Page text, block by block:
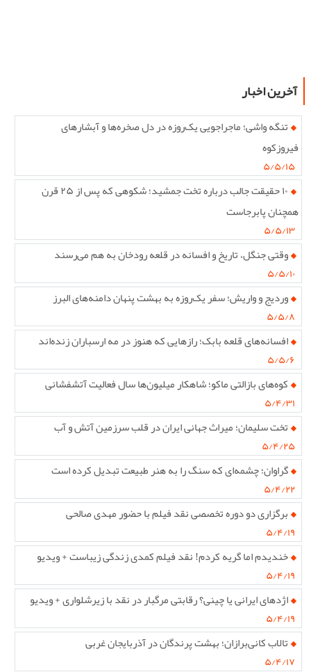
آخرین اخبار
تنگه واشی؛ ماجراجویی یک‌روزه در دل صخره‌ها و آبشارهای
فیروزکوه
۵/۵/۱۵
۱۰ حقیقت جالب درباره تخت جمشید؛ شکوهی که پس از ۲۵ قرن
همچنان پابرجاست
۵/۵/۱۳
وقتی جنگل، تاریخ و افسانه در قلعه رودخان به هم می‌رسند
۵/۵/۱۰
وردیج و واریش؛ سفر یک‌روزه به بهشت پنهان دامنه‌های البرز
۵/۵/۸
افسانه‌های قلعه بابک؛ رازهایی که هنوز در مه ارسباران زنده‌اند
۵/۵/۶
کوه‌های بازالتی ماکو؛ شاهکار میلیون‌ها سال فعالیت آتشفشانی
۵/۴/۳۱
تخت سلیمان؛ میراث جهانی ایران در قلب سرزمین آتش و آب
۵/۴/۲۵
گراوان؛ چشمه‌ای که سنگ را به هنر طبیعت تبدیل کرده است
۵/۴/۲۲
برگزاری دو دوره تخصصی نقد فیلم با حضور مهدی صالحی
۵/۴/۱۹
خندیدم اما گریه کردم! نقد فیلم کمدی زندگی زیباست + ویدیو
۵/۴/۱۹
اژدهای ایرانی یا چینی؟ رقابتی مرگبار در نقد با زیرشلواری + ویدیو
۵/۴/۱۹
تالاب کانی‌برازان؛ بهشت پرندگان در آذربایجان غربی
۵/۴/۱۷